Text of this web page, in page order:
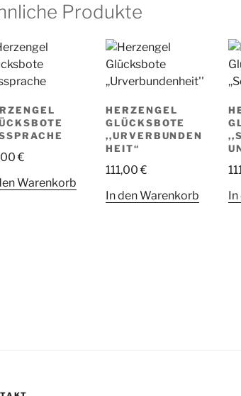
Produkte
€
Warenkorb
HERZENGEL
GLÜCKSBOTE
,,URVERBUNDEN
HEIT“
111,00€
In den Warenkorb
In